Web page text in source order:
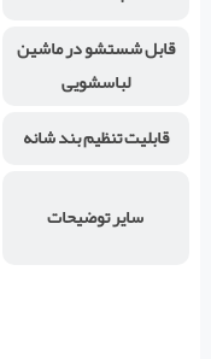
قابل شستشو در ماشین
لباسشویی
قابلیت تنظیم بند شانه
سایر توضیحات